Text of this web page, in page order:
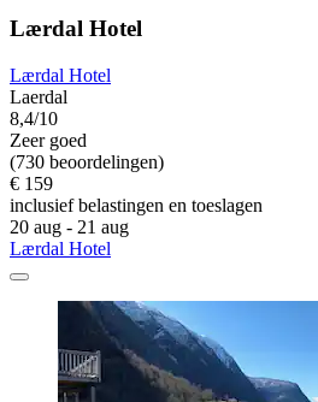
Lærdal Hotel
Lærdal Hotel
Laerdal
8,4/10
Zeer goed
(730 beoordelingen)
€ 159
inclusief belastingen en toeslagen
20 aug - 21 aug
Lærdal Hotel